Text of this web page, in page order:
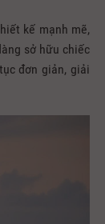
kế mạnh mẽ,
sở hữu chiếc
đơn giản, giải